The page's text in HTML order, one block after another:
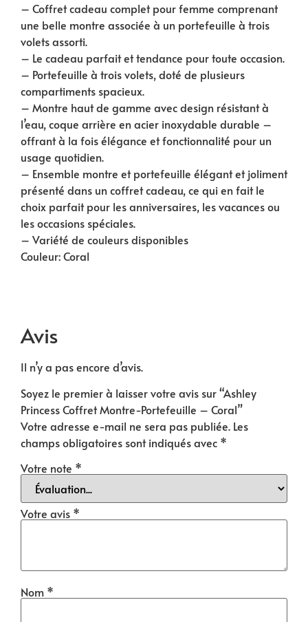
– Coffret cadeau complet pour femme comprenant
une belle montre associée à un portefeuille à trois
volets assorti.
– Le cadeau parfait et tendance pour toute occasion.
– Portefeuille à trois volets, doté de plusieurs
compartiments spacieux.
– Montre haut de gamme avec design résistant à
l’eau, coque arrière en acier inoxydable durable –
offrant à la fois élégance et fonctionnalité pour un
usage quotidien.
– Ensemble montre et portefeuille élégant et joliment
présenté dans un coffret cadeau, ce qui en fait le
choix parfait pour les anniversaires, les vacances ou
les occasions spéciales.
– Variété de couleurs disponibles
Couleur: Coral
Avis
Il n’y a pas encore d’avis.
Soyez le premier à laisser votre avis sur “Ashley
Princess Coffret Montre-Portefeuille – Coral”
Votre adresse e-mail ne sera pas publiée. Les
champs obligatoires sont indiqués avec *
Votre note *
Votre avis *
Nom *